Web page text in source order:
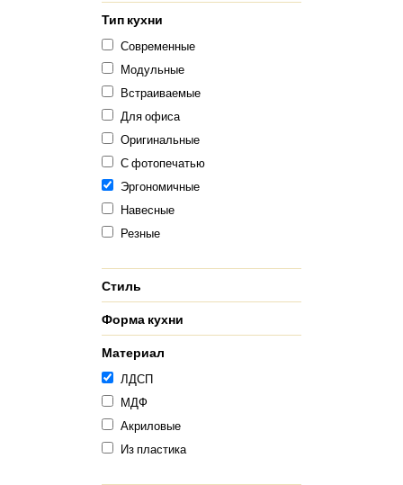
Тип кухни
Современные
Модульные
Встраиваемые
Для офиса
Оригинальные
С фотопечатью
Эргономичные
Навесные
Резные
Стиль
Форма кухни
Материал
ЛДСП
МДФ
Акриловые
Из пластика